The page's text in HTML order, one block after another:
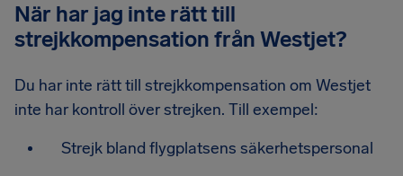
När har jag inte rätt till
strejkkompensation från Westjet?
Du har inte rätt till strejkkompensation om Westjet
inte har kontroll över strejken. Till exempel:
Strejk bland flygplatsens säkerhetspersonal